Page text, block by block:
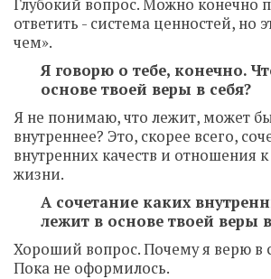
Глубокий вопрос. Можно конечно
ответить - система ценностей, но
чем».
Я говорю о тебе, конечно.
основе твоей веры в себя?
Я не понимаю, что лежит, может
внутреннее? Это, скорее всего,
внутренних качеств и отношения
жизни.
А сочетание каких
лежит в основе твоей веры
Хороший вопрос. Почему я верю в
Пока не оформилось.